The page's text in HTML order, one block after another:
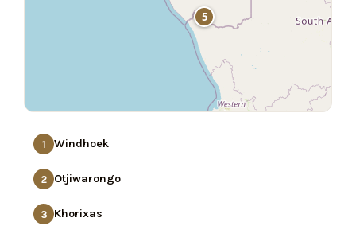
5
1 Windhoek
2 Otjiwarongo
3 Khorixas